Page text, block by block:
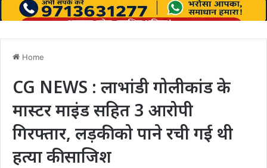
Home
CG NEWS : लाभांडी गोलीकांड के
मास्टर माइंड सहित 3 आरोपी
गिरफ्तार, लड़की को पाने रची गई थी
हत्या की साजिश